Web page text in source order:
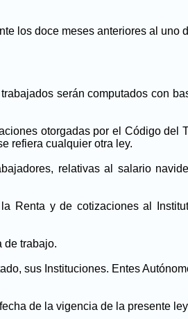
los doce meses anteriores al uno
serán computados con
otorgadas por el Código del
refiera cualquier otra ley.
relativas al salario
Renta y de cotizaciones al
de trabajo.
sus Instituciones. Entes
de la vigencia de la presente